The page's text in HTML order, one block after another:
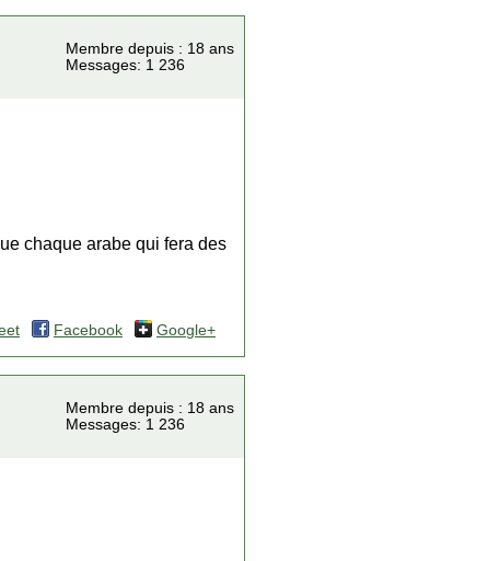
Membre depuis : 18 ans
Messages: 1 236
chaque arabe qui fera des
Facebook Google+
Membre depuis : 18 ans
Messages: 1 236